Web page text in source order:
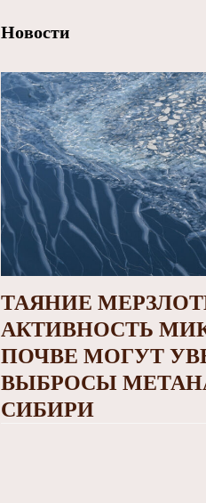
Новости
ТАЯНИЕ
АКТИВНОСТЬ
ПОЧВЕ МОГУТ
ВЫБРОСЫ
СИБИРИ